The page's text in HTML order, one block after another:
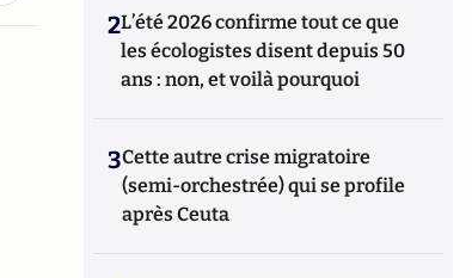
2L’été 2026 confirme tout ce que
les écologistes disent depuis 50
ans : non, et voilà pourquoi
3Cette autre crise migratoire
(semi-orchestrée) qui se profile
après Ceuta